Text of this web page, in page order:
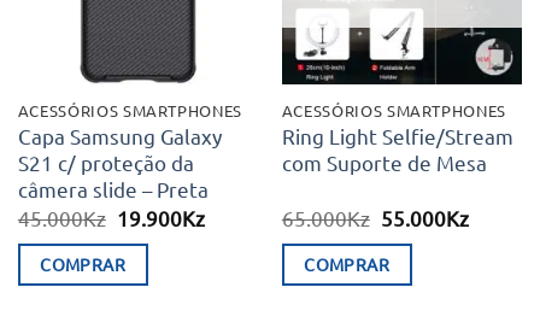
ACESSÓRIOS SMARTPHONES
Capa Samsung Galaxy
S21 c/ proteção da
câmera slide – Preta
45.000Kz O
original
era:
19.900KzO
COMPRAR
ACESSÓRIOS SMARTPHONES
Ring Light Selfie/Stream
com Suporte de Mesa
65.000Kz O
original
era:
55.000KzO
COMPRAR